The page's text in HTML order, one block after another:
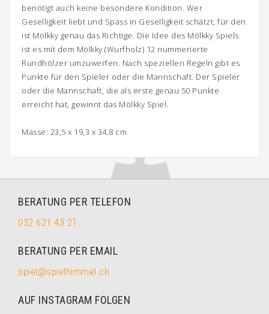
benötigt auch keine besondere Kondition. Wer
Geselligkeit liebt und Spass in Geselligkeit schätzt, für den
ist Mölkky genau das Richtige. Die Idee des Mölkky Spiels
ist es mit dem Mölkky (Wurfholz) 12 nummerierte
Rundhölzer umzuwerfen. Nach speziellen Regeln gibt es
Punkte für den Spieler oder die Mannschaft. Der Spieler
oder die Mannschaft, die als erste genau 50 Punkte
erreicht hat, gewinnt das Mölkky Spiel.
Masse: 23,5 x 19,3 x 34,8 cm
BERATUNG PER TELEFON
032 621 43 21
BERATUNG PER EMAIL
spiel@spielhimmel.ch
AUF INSTAGRAM FOLGEN